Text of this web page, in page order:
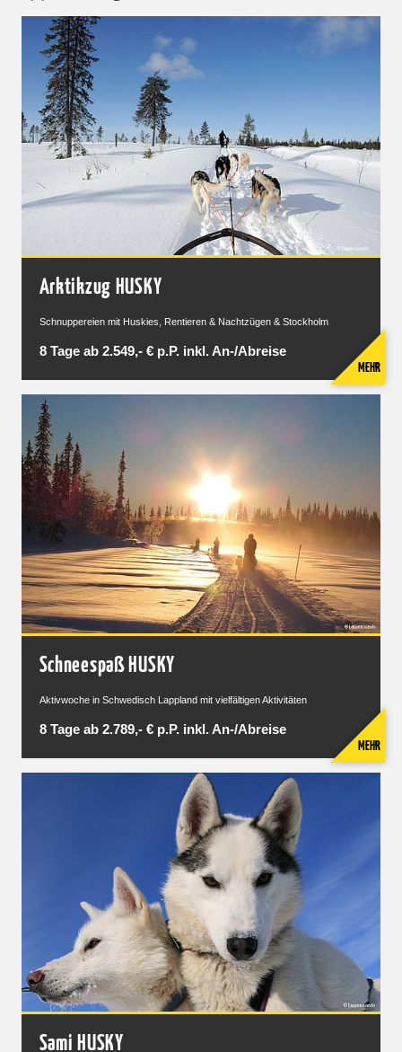
Arktikzug HUSKY
Schnuppereien mit Huskies, Rentieren & Nachtzügen & Stockholm
8 Tage ab 2.549,- € p.P. inkl. An-/Abreise
MEHR
Schneespaß HUSKY
Aktivwoche in Schwedisch Lappland mit vielfältigen Aktivitäten
8 Tage ab 2.789,- € p.P. inkl. An-/Abreise
MEHR
Sami HUSKY